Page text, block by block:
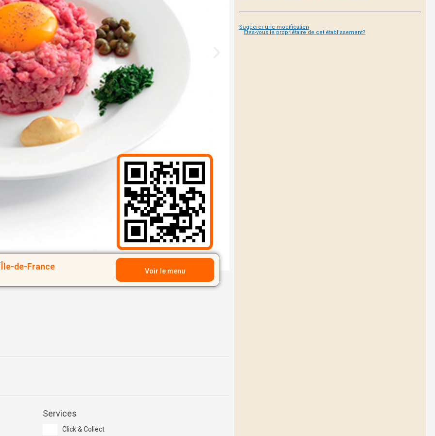
Île-de-France Voir le menu
Services
Click & Collect
Suggérer une modification
Êtes-vous le propriétaire de cet établissement?